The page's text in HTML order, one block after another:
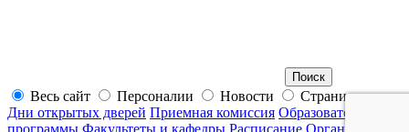
Весь сайт Персоналии Новости
Страницы
Дни открытых дверей Приемная комиссия Образовательные
программы Факультеты и кафедры Расписание Органы